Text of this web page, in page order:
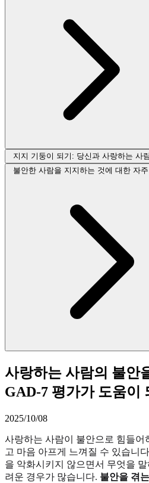
지지 기둥이 되기: 당신과 사랑하는 사
불안한 사람을 지지하는 것에 대한 자
사랑하는 사람의 불안
GAD-7 평가가 도움이
2025/10/08
사랑하는 사람이 불안으로 힘들어
고 마음 아프게 느껴질 수 있습니
을 악화시키지 않으면서 무엇을
려운 경우가 많습니다. 불안을 겪